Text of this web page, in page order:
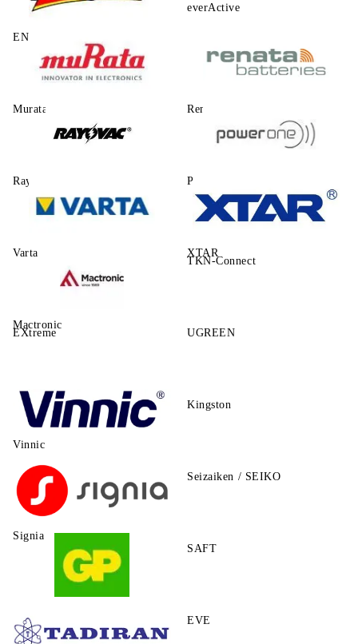
ENERGIZER
everActive
Murata Renata
Rayovac Power One
Varta XTAR
Mactronic
TKN-Connect
EXtreme UGREEN
Vinnic
Kingston
Signia
Seizaiken / SEIKO
SAFT
EVE